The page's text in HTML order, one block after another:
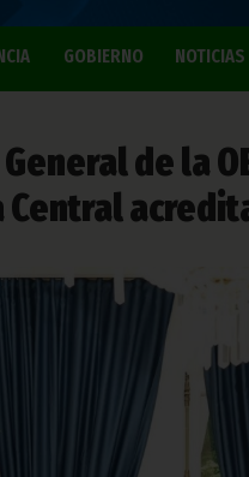
GOBIERNO NOTICIAS
de la